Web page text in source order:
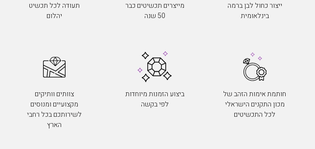
ייצור כחול לבן ברמה
בינלאומית
מייצרים תכשיטים כבר
50 שנה
תעודה לכל תכשיט
יהלום
חותמת אימות הזהב של
מכון התקנים הישראלי
לכל התכשיטים
ביצוע הזמנות מיוחדות
לפי בקשה
צוותים וותיקים
מקצועיים ומנוסים
לשירותכם בכל רחבי
הארץ